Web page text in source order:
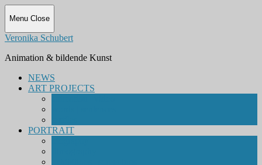
Menu Close
Veronika Schubert
Animation & bildende Kunst
NEWS
ART PROJECTS
PORTRAIT